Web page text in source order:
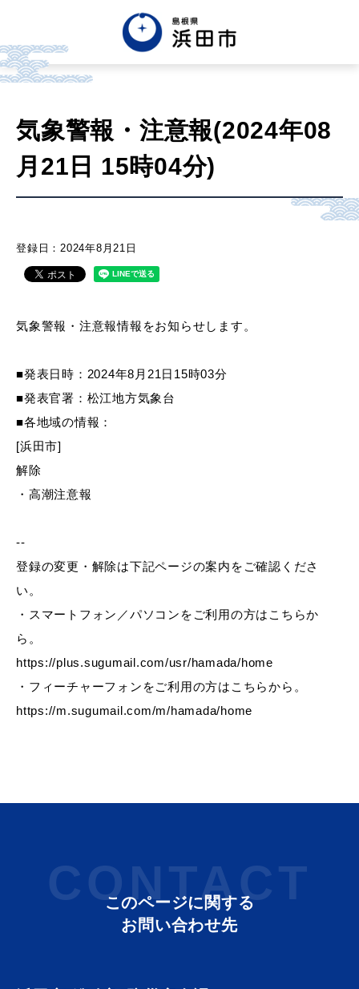
한글 Tiếng việt Tagalog
市政情報
くらし・手続き・
産業・ビジネス
教育・文化・
移住・定住
観光・飲食
場面から探す
妊娠・出産
引っ越し・住まい 就職・退職
気象警報・注意報(2024年08
月21日 15時04分)
登録日：2024年8月21日
気象警報・注意報情報をお知らせします。
■発表日時：2024年8月21日15時03分
■発表官署：松江地方気象台
■各地域の情報：
[浜田市]
解除
・高潮注意報
--
登録の変更・解除は下記ページの案内をご確認くださ
い。
・スマートフォン／パソコンをご利用の方はこちらか
ら。
https://plus.sugumail.com/usr/hamada/home
・フィーチャーフォンをご利用の方はこちらから。
https://m.sugumail.com/m/hamada/home
CONTACT
このページに関する
お問い合わせ先